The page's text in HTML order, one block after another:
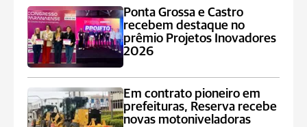
Ponta Grossa e Castro
recebem destaque no
prêmio Projetos Inovadores
2026
Em contrato pioneiro em
prefeituras, Reserva recebe
novas motoniveladoras